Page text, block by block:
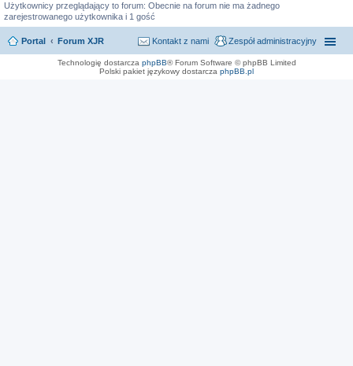
Użytkownicy przeglądający to forum: Obecnie na forum nie ma żadnego
zarejestrowanego użytkownika i 1 gość
Portal Forum XJR Zespół administracyjny
Kontakt z nami
Technologię dostarcza phpBB® Forum Software © phpBB Limited
Polski pakiet językowy dostarcza phpBB.pl